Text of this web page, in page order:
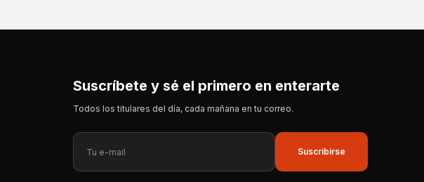
Suscríbete y sé el primero en enterarte
Todos los titulares del día, cada mañana en tu correo.
Suscribirse